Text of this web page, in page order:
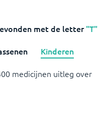
met de letter"T"
Kinderen
medicijnen uitleg over